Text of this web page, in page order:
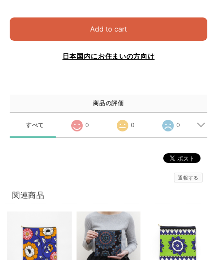
Add to cart
日本国内にお住まいの方向け
商品の評価
すべて 0 0 0
通報する
関連商品